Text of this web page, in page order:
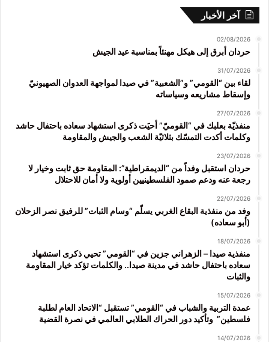
آخر الأخبار
02/08/2026
حردان أبرق إلى هيكل مهنئاً بمناسبة عيد الجيش
31/07/2026
لقاء بين “القومي” و”الشعبية” في صيدا لمواجهة العدوان الصهيونيّ
وإسقاط مشاريعه وسياساته
27/07/2026
منفذيّة بعلبك في “القوميّ” أحيَت ذكرى استشهاد سعاده باحتفال حاشد
وكلمات أكدت التمسّك بثلاثيّة الشعب والجيش والمقاومة
23/07/2026
حردان استقبل وفداً من “الديمقراطية”: المقاومة حق ثابت وخيار لا
رجعة عنه ودعم صمود الفلسطينيين أولوية ولا أمان للاحتلال
22/07/2026
وفد من منفذية البقاع الغربي يسلّم “وسام الثبات” للرفيق نصر الزحلان
(أبو سعاده)
18/07/2026
منفذية صيدا – الزهراني جزين في “القومي” تحيي ذكرى استشهاد
سعاده باحتفال حاشد في مدينة صيدا.. والكلمات تؤكد خيار المقاومة
والثبات
15/07/2026
عمدة التربية والشباب في “القومي” تستقبل “الاتحاد العام لطلبة
فلسطين” وتأكيد دور الحراك الطلابي العالمي في نصرة القضية
14/07/2026